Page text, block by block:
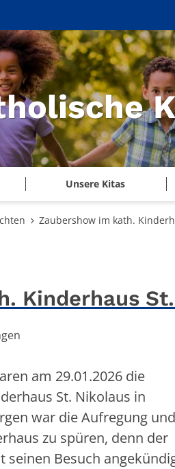
Unsere Kitas
Zaubershow im kath.
Kinderhaus
am 29.01.2026 die
St. Nikolaus in
war die Aufregung und
zu spüren, denn der
seinen Besuch